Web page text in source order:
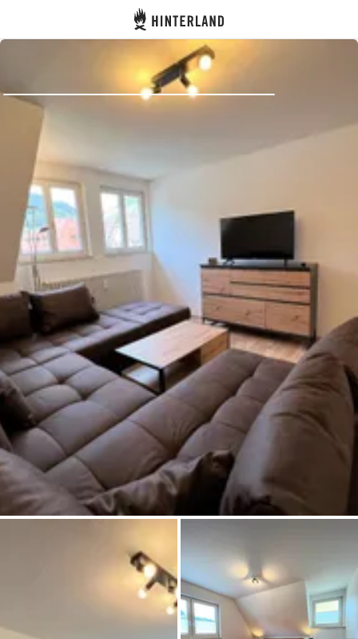
Hinterland
Registro
Diventare Host
Piazzole
Alloggi
Pianificazione viaggio
Chiedi a Howdy
Ispirazione fotografica
Suggerimenti e ispirazione
Storie dall'Hinterland